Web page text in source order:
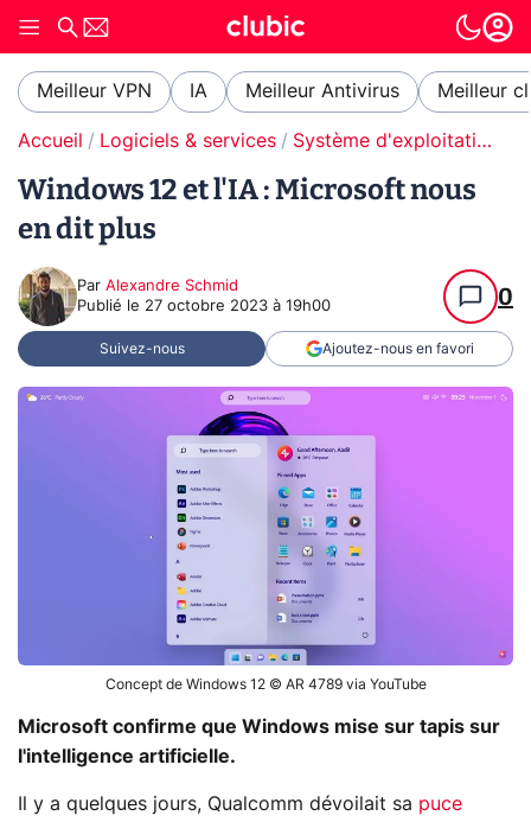
Meilleur VPN IA Meilleur Antivirus Meilleur
Accueil Logiciels & services Système d'exploitation (OS)
Windows 12 et l'IA : Microsoft nous
en dit plus
Par Alexandre Schmid
Publié le 27 octobre 2023 à 19h00 0
Suivez-nous Ajoutez-nous en favori
Concept de Windows 12 © AR 4789 via YouTube
Microsoft confirme que Windows mise sur tapis sur
l'intelligence artificielle.
Il y a quelques jours, Qualcomm dévoilait sa puce